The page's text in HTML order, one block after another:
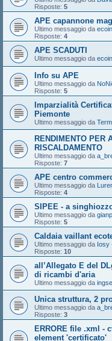
Risposte: 5
APE capannone
Ultimo messaggio da
Risposte: 4
APE SCADUTI
Ultimo messaggio da
Info su APE
Ultimo messaggio da
Risposte: 5
Imparzialità
Piemonte
Ultimo messaggio da
RENDIMENTO PER
RISCALDAMENTO
Ultimo messaggio da
Risposte: 7
APE centro
Ultimo messaggio da
Risposte: 4
SIPEE - a
Ultimo messaggio da
Risposte: 5
Caldaia vaillant
Ultimo messaggio da Iosy
Risposte: 10
all’Allegato E del
di ricambi d'aria
Ultimo messaggio da
Unica struttura, 2
Ultimo messaggio da
Risposte: 3
ERRORE file .xml -
element 'certificato'